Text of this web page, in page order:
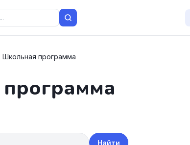
Школьная программа
Найти